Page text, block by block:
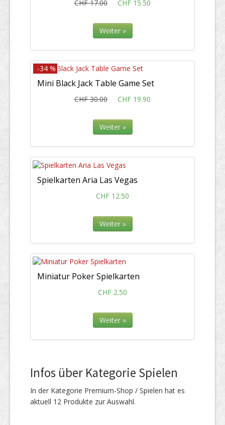
CHF 17.00 CHF 15.50
Weiter »
-34 %
Mini Black Jack Table Game Set
CHF 30.00 CHF 19.90
Weiter »
Spielkarten Aria Las Vegas
CHF 12.50
Weiter »
Miniatur Poker Spielkarten
CHF 2.50
Weiter »
Infos über Kategorie Spielen
In der Kategorie Premium-Shop / Spielen hat es
aktuell 12 Produkte zur Auswahl.